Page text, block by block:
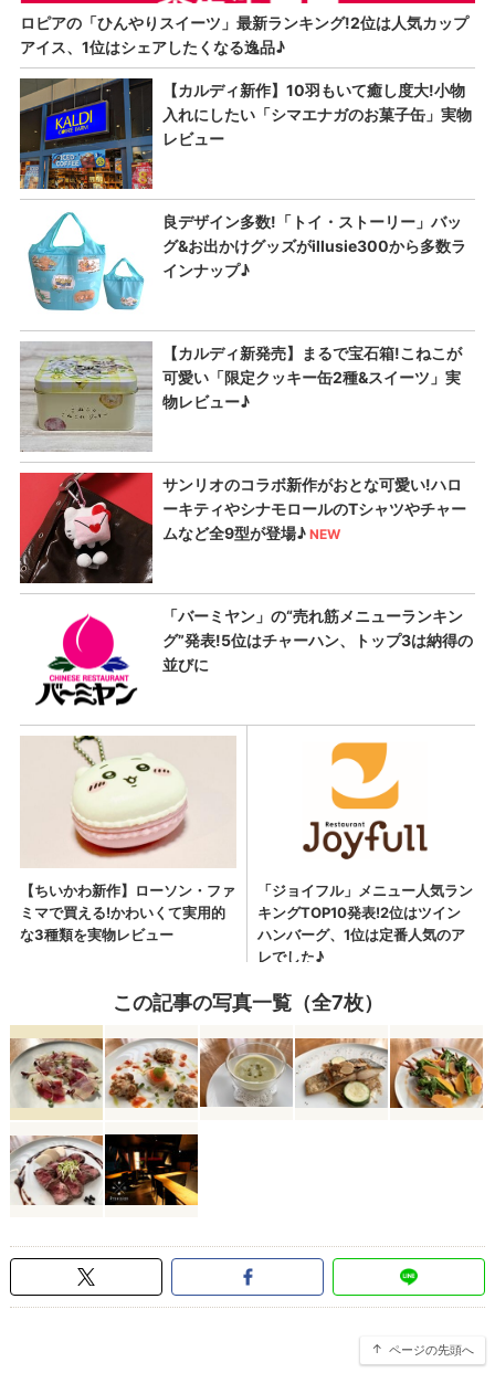
この記事の写真一覧（全7枚）
ページの先頭へ